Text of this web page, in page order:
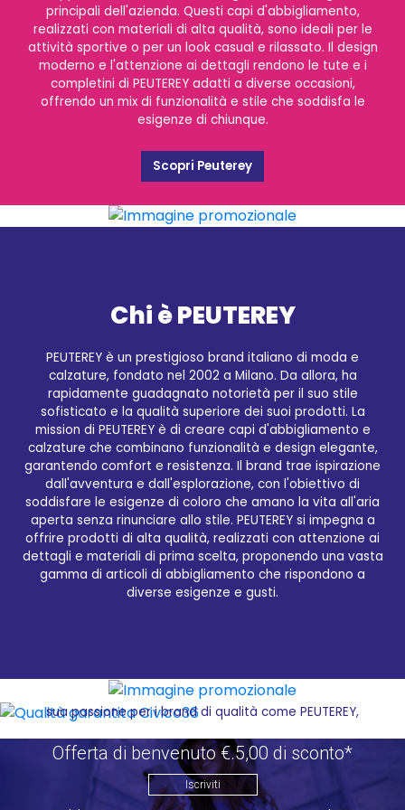
principali dell'azienda. Questi capi d'abbigliamento,
realizzati con materiali di alta qualità, sono ideali per le
attività sportive o per un look casual e rilassato. Il design
moderno e l'attenzione ai dettagli rendono le tute e i
completini di PEUTEREY adatti a diverse occasioni,
offrendo un mix di funzionalità e stile che soddisfa le
esigenze di chiunque.
Scopri Peuterey
Chi è PEUTEREY
PEUTEREY è un prestigioso brand italiano di moda e
calzature, fondato nel 2002 a Milano. Da allora, ha
rapidamente guadagnato notorietà per il suo stile
sofisticato e la qualità superiore dei suoi prodotti. La
mission di PEUTEREY è di creare capi d'abbigliamento e
calzature che combinano funzionalità e design elegante,
garantendo comfort e resistenza. Il brand trae ispirazione
dall'avventura e dall'esplorazione, con l'obiettivo di
soddisfare le esigenze di coloro che amano la vita all'aria
aperta senza rinunciare allo stile. PEUTEREY si impegna a
offrire prodotti di alta qualità, realizzati con attenzione ai
dettagli e materiali di prima scelta, proponendo una vasta
gamma di articoli di abbigliamento che rispondono a
diverse esigenze e gusti.
Qualità garantita Civico36
Acquistare i migliori prodotti selezionati del brand
PEUTEREY non è mai stato così facile grazie a
Civico36.store, il tuo affidabile e-commerce di
fiducia. Come rivenditore autorizzato di PEUTEREY,
Civico36.store offre una vasta scelta di capi
d'abbigliamento e calzature di alta qualità, che
uniscono funzionalità e design elegante, ideali per
chi ama la vita all'aria aperta senza rinunciare allo
risparmiando tempo e denaro. L'esperienza
pluriennale di Civico36 nel settore della moda e la
sua passione per i brand di qualità come PEUTEREY,
e affidabile. Grazie al suo enorme magazzino con
esposizione, Civico36.store è in grado di soddisfare
tutte le esigenze dei clienti, offrendo una vasta
gamma di prodotti PEUTEREY, tra cui giacche,
Offerta di benvenuto €.5,00 di sconto*
Iscriviti